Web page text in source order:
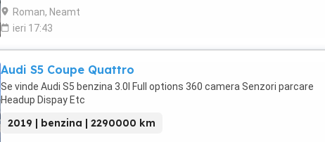
Roman, Neamt
ieri 17:43
Audi S5 Coupe Quattro
Se vinde Audi S5 benzina 3.0l Full options 360 camera Senzori parcare
Headup Dispay Etc
2019 | benzina | 2290000 km